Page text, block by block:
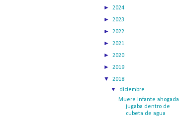
► 2024
► 2023
► 2022
► 2021
► 2020
► 2019
▼ 2018
▼ diciembre
Muere infante ahogada
jugaba dentro de
cubeta de agua